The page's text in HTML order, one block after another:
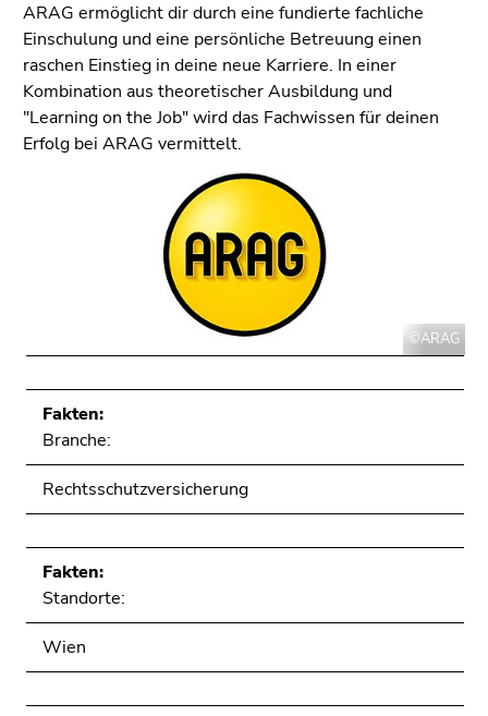
ARAG ermöglicht dir durch eine fundierte fachliche
Einschulung und eine persönliche Betreuung einen
raschen Einstieg in deine neue Karriere. In einer
Kombination aus theoretischer Ausbildung und
"Learning on the Job" wird das Fachwissen für deinen
Erfolg bei ARAG vermittelt.
©ARAG
Fakten:
Branche:
Rechtsschutzversicherung
Fakten:
Standorte:
Wien